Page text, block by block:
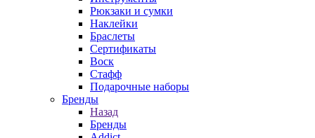
Рюкзаки и сумки
Наклейки
Браслеты
Сертификаты
Воск
Стафф
Подарочные наборы
Бренды
Назад
Бренды